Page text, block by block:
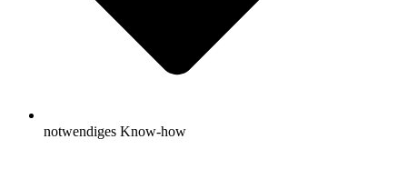
notwendiges Know-how